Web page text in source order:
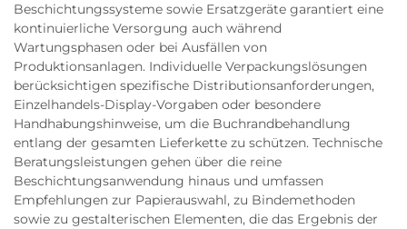
Beschichtungssysteme sowie Ersatzgeräte garantiert eine
kontinuierliche Versorgung auch während
Wartungsphasen oder bei Ausfällen von
Produktionsanlagen. Individuelle Verpackungslösungen
berücksichtigen spezifische Distributionsanforderungen,
Einzelhandels-Display-Vorgaben oder besondere
Handhabungshinweise, um die Buchrandbehandlung
entlang der gesamten Lieferkette zu schützen. Technische
Beratungsleistungen gehen über die reine
Beschichtungsanwendung hinaus und umfassen
Empfehlungen zur Papierauswahl, zu Bindemethoden
sowie zu gestalterischen Elementen, die das Ergebnis der